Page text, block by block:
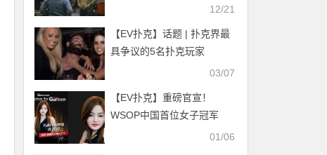
12/21
【EV扑克】​话题 | 扑克界最
具争议的5名扑克玩家
03/07
【EV扑克】重磅官宣！
WSOP中国首位女子冠军
Yuki黄雨希加入GGTeam01/06